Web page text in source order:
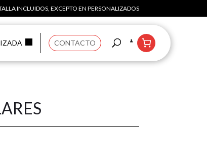
INCLUIDOS, EXCEPTO EN PERSONALIZADOS
CONTACTO